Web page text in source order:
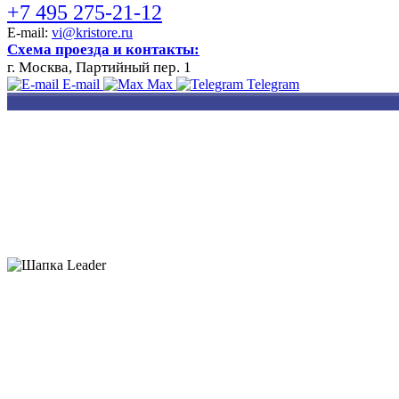
+7 495 275-21-12
E-mail: vi@kristore.ru
Схема проезда и контакты:
г. Москва, Партийный пер. 1
E-mail Max Telegram